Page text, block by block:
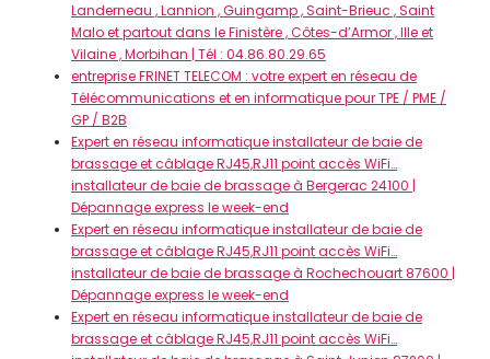
Landerneau , Lannion , Guingamp , Saint-Brieuc , Saint
Malo et partout dans le Finistère , Côtes-d’Armor , Ille et
Vilaine , Morbihan | Tél : 04.86.80.29.65
entreprise FRINET TELECOM : votre expert en réseau de
Télécommunications et en informatique pour TPE / PME /
GP / B2B
Expert en réseau informatique installateur de baie de
brassage et câblage RJ45,RJ11 point accès WiFi…
installateur de baie de brassage à Bergerac 24100 |
Dépannage express le week-end
Expert en réseau informatique installateur de baie de
brassage et câblage RJ45,RJ11 point accès WiFi…
installateur de baie de brassage à Rochechouart 87600 |
Dépannage express le week-end
Expert en réseau informatique installateur de baie de
brassage et câblage RJ45,RJ11 point accès WiFi…